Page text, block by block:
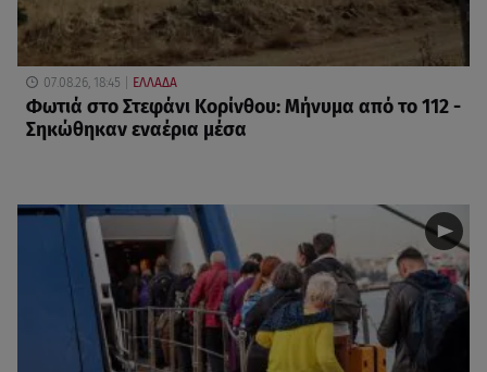
07.08.26, 18:45 ΕΛΛΑΔΑ
Φωτιά στο Στεφάνι Κορίνθου: Μήνυμα από το 112 -
Σηκώθηκαν εναέρια μέσα